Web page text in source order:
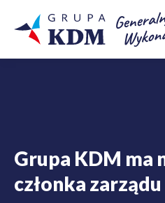
Grupa KDM ma
członka zarządu